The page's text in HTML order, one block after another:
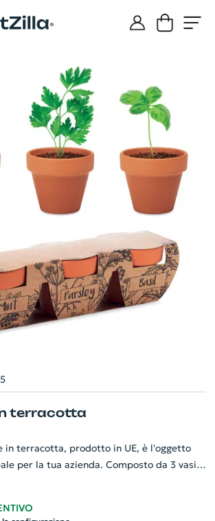
terracotta
in terracotta, prodotto in UE, è l'oggetto
per la tua azienda. Composto da 3 vasi
green al tuo brand: è un omaggio esclusivo